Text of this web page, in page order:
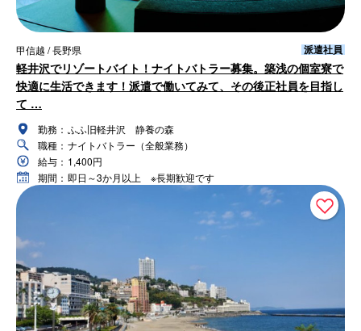
甲信越 / 長野県 派遣社員
軽井沢でリゾートバイト！ナイトバトラー募集。築浅の個室寮で
快適に生活できます！派遣で働いてみて、その後正社員を目指し
て …
勤務： ふふ旧軽井沢 静養の森
職種： ナイトバトラー（全般業務）
給与： 1,400円
期間： 即日～3か月以上 ※長期歓迎です